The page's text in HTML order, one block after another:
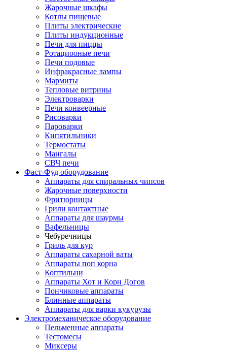
Жарочные шкафы
Котлы пищевые
Плиты электрические
Плиты индукционные
Печи для пиццы
Ротациооные печи
Печи подовые
Инфракрасные лампы
Мармиты
Тепловые витрины
Электроварки
Печи конвеерные
Рисоварки
Пароварки
Кипятильники
Термостаты
Мангалы
СВЧ печи
Фаст-Фуд оборудование
Аппараты для спиральных чипсов
Жарочные поверхности
Фритюрницы
Грили контактные
Аппараты для шаурмы
Вафельницы
Чебуречницы
Гриль для кур
Аппараты сахарной ваты
Аппараты поп корна
Коптильни
Аппараты Хот и Корн Догов
Пончиковые аппараты
Блинные аппараты
Аппараты для варки кукурузы
Электромеханическое оборудование
Пельменные аппараты
Тестомесы
Миксеры